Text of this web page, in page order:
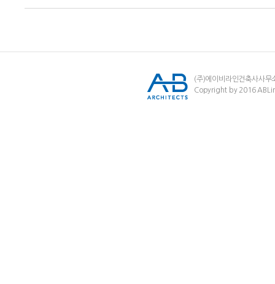
(주)에이비라인건축사사무
Copyright by 2016